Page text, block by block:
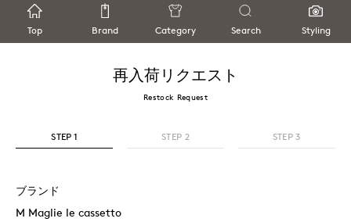
Top Brand Category Search Styling
再入荷リクエスト
Restock Request
STEP 1 STEP 2 STEP 3
ブランド
M Maglie le cassetto